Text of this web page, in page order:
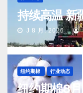
持续高温 新
J 8 月, 2026
纽约期棉 行业动态
纽约期棉8月